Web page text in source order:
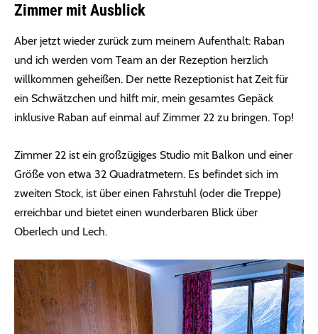
Zimmer mit Ausblick
Aber jetzt wieder zurück zum meinem Aufenthalt: Raban
und ich werden vom Team an der Rezeption herzlich
willkommen geheißen. Der nette Rezeptionist hat Zeit für
ein Schwätzchen und hilft mir, mein gesamtes Gepäck
inklusive Raban auf einmal auf Zimmer 22 zu bringen. Top!
Zimmer 22 ist ein großzügiges Studio mit Balkon und einer
Größe von etwa 32 Quadratmetern. Es befindet sich im
zweiten Stock, ist über einen Fahrstuhl (oder die Treppe)
erreichbar und bietet einen wunderbaren Blick über
Oberlech und Lech.